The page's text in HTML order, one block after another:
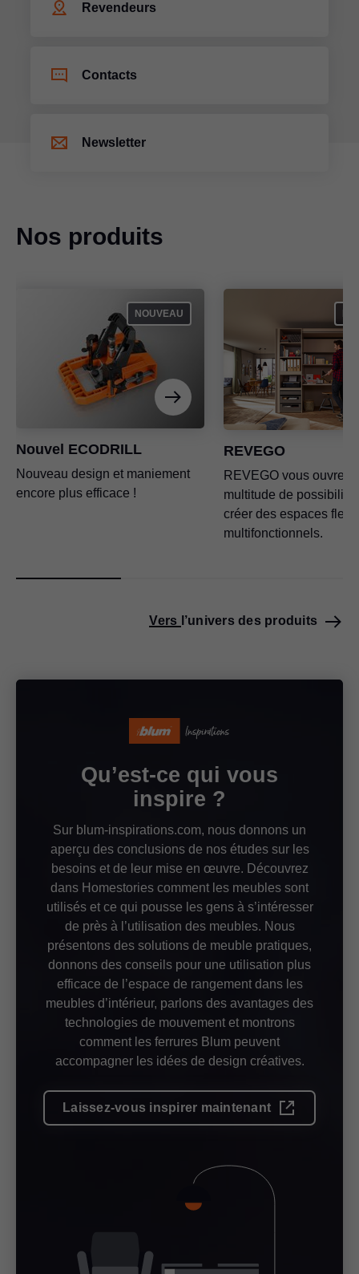
Revendeurs
Contacts
Newsletter
Nos produits
Vers l’univers des produits
NOUVEAU
Nouvel ECODRILL
Nouveau design et maniement
encore plus efficace !
REVEGO
REVEGO vous ouvre
multitude de
créer des espaces
multifonctionnels.
Qu’est-ce qui vous
inspire ?
Sur blum-inspirations.com, nous donnons un
aperçu des conclusions de nos études sur les
besoins et de leur mise en œuvre. Découvrez
dans Homestories comment les meubles sont
utilisés et ce qui pousse les gens à s’intéresser
de près à l’utilisation des meubles. Nous
présentons des solutions de meuble pratiques,
donnons des conseils pour une utilisation plus
efficace de l’espace de rangement dans les
meubles d’intérieur, parlons des avantages des
technologies de mouvement et montrons
comment les ferrures Blum peuvent
accompagner les idées de design créatives.
Laissez-vous inspirer maintenant